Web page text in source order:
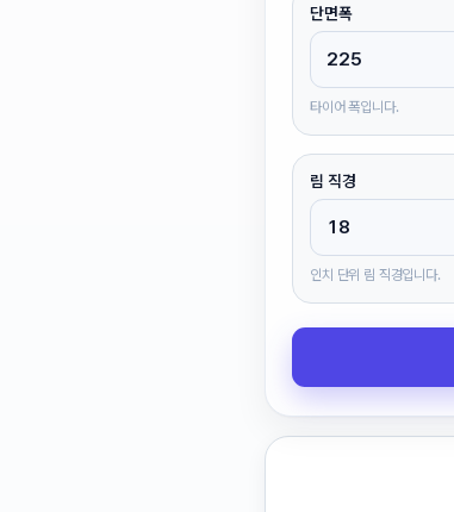
단면폭
타이어 폭입니다.
림 직경
인치 단위 림 직경입니다.